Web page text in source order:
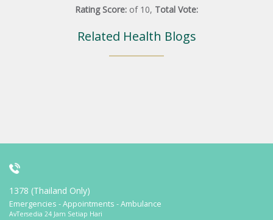
Rating Score: of 10, Total Vote:
Related Health Blogs
1378 (Thailand Only)
Emergencies - Appointments - Ambulance
AvTersedia 24 Jam Setiap Hari